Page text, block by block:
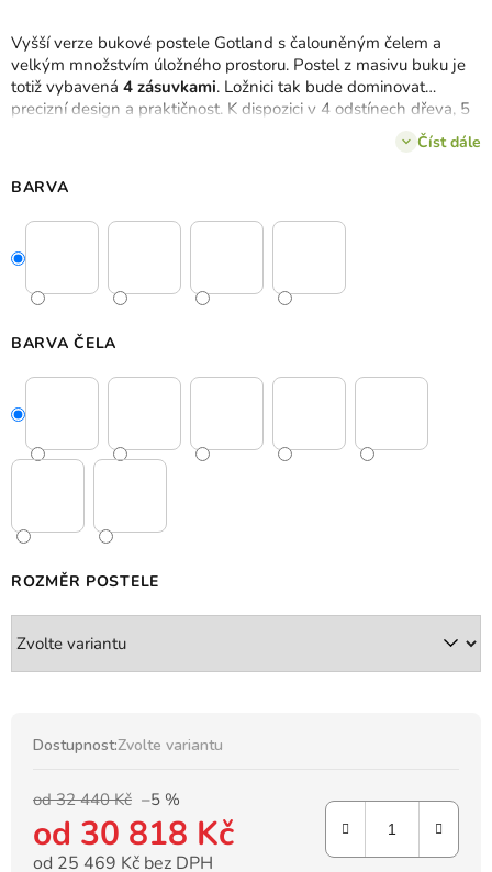
Vyšší verze bukové postele Gotland s čalouněným čelem a
velkým množstvím úložného prostoru. Postel z masivu buku je
totiž vybavená 4 zásuvkami. Ložnici tak bude dominovat
precizní design a praktičnost. K dispozici v 4 odstínech dřeva, 5
Číst dále
BARVA
BARVA ČELA
ROZMĚR POSTELE
Dostupnost:Zvolte variantu
od 32 440 Kč –5 %
od 30 818 Kč
od 25 469 Kč bez DPH